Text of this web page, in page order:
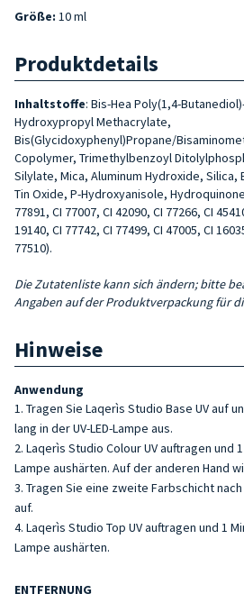
Größe: 10 ml
Produktdetails
Inhaltstoffe: Bis-Hea Poly(1,4-
Hydroxypropyl Methacrylate,
Bis(Glycidoxyphenyl)Propane/
Copolymer, Trimethylbenzoyl
Silylate, Mica, Aluminum Hydroxide, Silica,
Tin Oxide, P-Hydroxyanisole,
77891, CI 77007, CI 42090, CI 77266, CI
19140, CI 77742, CI 77499, CI 47005, CI
77510).
Die Zutatenliste kann sich ändern; bitte
Angaben auf der Produktverpackung für
Hinweise
Anwendung
Tragen Sie Laqerìs Studio Base UV auf
lang in der UV-LED-Lampe aus.
Laqerìs Studio Colour UV auftragen und
Lampe aushärten. Auf der anderen Hand
Tragen Sie eine zweite Farbschicht
auf.
Laqerìs Studio Top UV auftragen und 1
Lampe aushärten.
ENTFERNUNG